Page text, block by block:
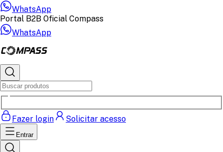
WhatsApp
Portal B2B Oficial Compass
WhatsApp
Fazer login Solicitar acesso
Entrar